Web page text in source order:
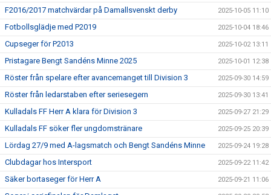
F2016/2017 matchvärdar på Damallsvenskt derby 2025-10-05 11:10
Fotbollsglädje med P2019 2025-10-04 18:46
Cupseger för P2013 2025-10-02 13:11
Pristagare Bengt Sandéns Minne 2025 2025-10-01 12:38
Röster från spelare efter avancemanget till Division 3 2025-09-30 14:59
Röster från ledarstaben efter seriesegern 2025-09-30 13:41
Kulladals FF Herr A klara för Division 3 2025-09-27 21:29
Kulladals FF söker fler ungdomstränare 2025-09-25 20:39
Lördag 27/9 med A-lagsmatch och Bengt Sandéns Minne 2025-09-24 19:28
Clubdagar hos Intersport 2025-09-22 11:42
Säker bortaseger för Herr A 2025-09-21 11:06